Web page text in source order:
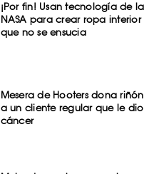
¡Por fin! Usan tecnología de la
NASA para crear ropa interior
que no se ensucia
Mesera de Hooters dona riñón
a un cliente regular que le dio
cáncer